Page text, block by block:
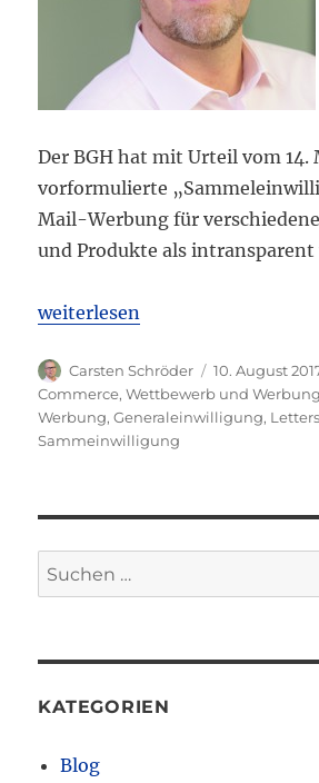
Der BGH hat mit Urteil vom 14.
vorformulierte
Mail-Werbung für
und Produkte als
„BGH gibt Lettershops Steine
weiterlesen
Autor
Carsten Schröder
Veröffentlicht
am
10. August
Commerce,Wettbewerb und Werbung
Werbung,Generaleinwilligung,
Sammeinwilligung
Suchen
nach:
KATEGORIEN
Blog